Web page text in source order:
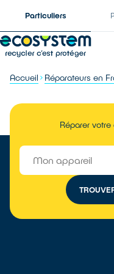
Particuliers
Accueil Réparateurs en
Réparer